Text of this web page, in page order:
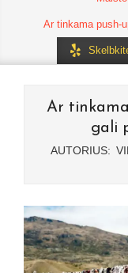
Ar tinkama push-
Ar
gali
AUTORIUS: